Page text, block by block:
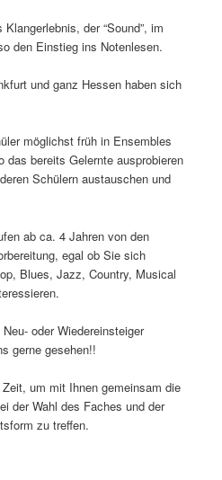
der “Sound”, im
den Einstieg ins Notenlesen.
und ganz Hessen haben sich
möglichst früh in Ensembles
das bereits Gelernte ausprobieren
Schülern austauschen und
ab ca. 4 Jahren von den
egal ob Sie sich
Blues, Jazz, Country, Musical
oder Wiedereinsteiger
gerne gesehen!!
um mit Ihnen gemeinsam die
der Wahl des Faches und der
zu treffen.